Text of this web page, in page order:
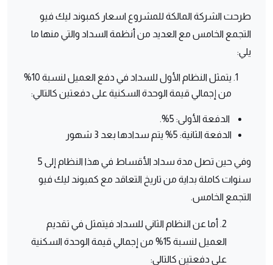
طرحت الشركة المالكة للمشروع اسعار كمبوند ليك فيو
التجمع الخامس مع العديد من أنظمة السداد والتي منها ما
يلي:
يتمثل النظام الأول للسداد في دفع العميل لنسبة 10%
من إجمالي قيمة الوحدة السكنية على دفعتين كالتالي:
الدفعة الأولى: 5%.
الدفعة الثانية: 5% يتم سدادها بعد 3 شهور
وفي حين تصل مدة سداد الأقساط في هذا النظام إلى 5
سنوات كاملة بداية من تاريخ التعاقد مع كمبوند ليك فيو
التجمع الخامس.
2. أما عن النظام الثاني للسداد فيتمثل في تقديم
العميل لنسبة 15% من إجمالي قيمة الوحدة السكنية
على دفعتين كالتالي: